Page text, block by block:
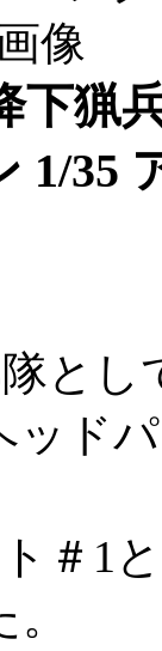
下猟
1/35
とし
ッド
＃1